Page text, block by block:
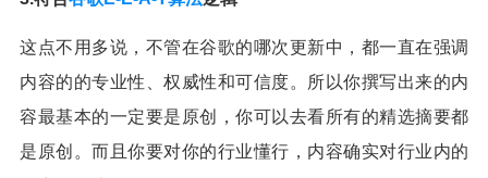
这点不用多说，不管在谷歌的哪次更新中，都一直在强调
内容的的专业性、权威性和可信度。所以你撰写出来的内
容最基本的一定要是原创，你可以去看所有的精选摘要都
是原创。而且你要对你的行业懂行，内容确实对行业内的